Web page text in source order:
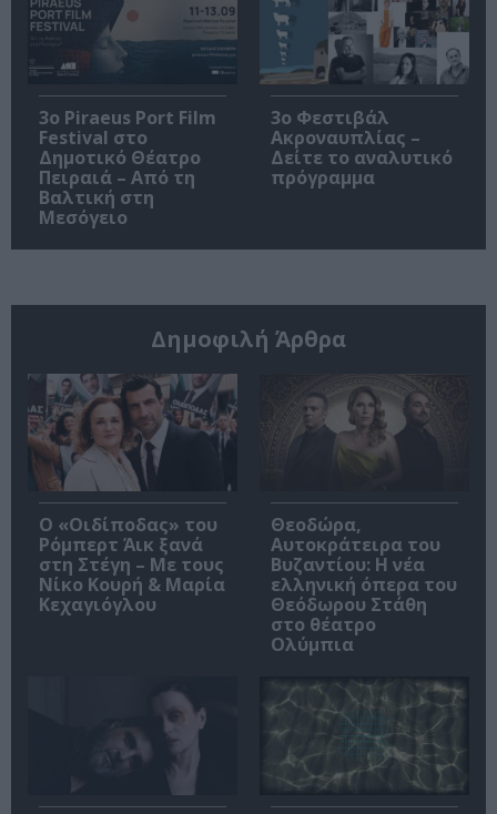
3o Piraeus Port Film
Festival στο
Δημοτικό Θέατρο
Πειραιά – Από τη
Βαλτική στη
Μεσόγειο
3ο Φεστιβάλ
Ακροναυπλίας –
Δείτε το αναλυτικό
πρόγραμμα
Δημοφιλή Άρθρα
O «Οιδίποδας» του
Ρόμπερτ Άικ ξανά
στη Στέγη – Με τους
Νίκο Κουρή & Μαρία
Κεχαγιόγλου
Θεοδώρα,
Αυτοκράτειρα του
Βυζαντίου: Η νέα
ελληνική όπερα του
Θεόδωρου Στάθη
στο θέατρο
Ολύμπια